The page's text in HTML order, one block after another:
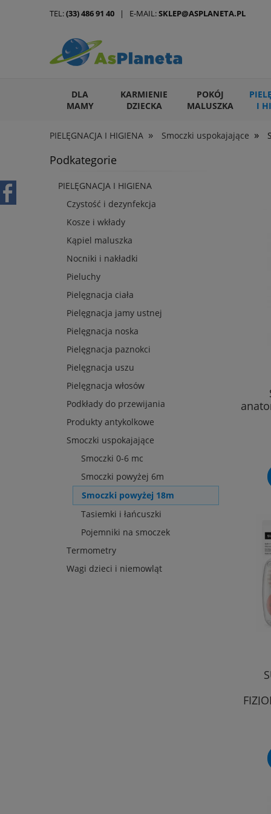
DLA
MAMY
KARMIENIE
DZIECKA
POKÓJ
MALUSZKA
I
ARTYKUŁY DLA ZWIERZĄT
PIELĘGNACJA I HIGIENA » Smoczki uspokajające »
TEL:(33) 486 91 40 | E-MAIL:SKLEP@ASPLANETA.PL
Podkategorie
PIELĘGNACJA I HIGIENA
Czystość i dezynfekcja
Kosze i wkłady
Kąpiel maluszka
Nocniki i nakładki
Pieluchy
Pielęgnacja ciała
Pielęgnacja jamy ustnej
Pielęgnacja noska
Pielęgnacja paznokci
Pielęgnacja uszu
Pielęgnacja włosów
Podkłady do przewijania
Produkty antykolkowe
Smoczki uspokajające
Smoczki 0-6 mc
Smoczki powyżej 6m
Smoczki powyżej 18m
Tasiemki i łańcuszki
Pojemniki na smoczek
Termometry
Wagi dzieci i niemowląt